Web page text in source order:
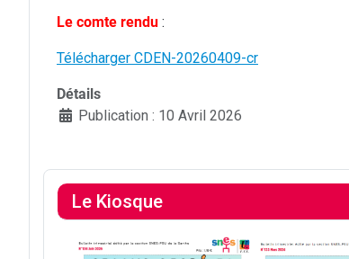
Le comte rendu :
Télécharger CDEN-20260409-cr
Détails
Publication : 10 Avril 2026
Le Kiosque